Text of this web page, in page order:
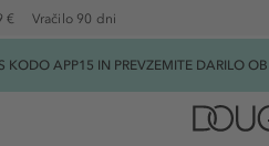
€ Vračilo 90 dni
APP15 IN PREVZEMITE DARILO